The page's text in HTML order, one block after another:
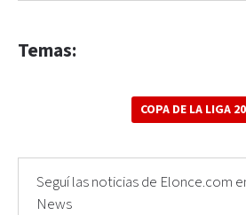
Temas:
COPA DE LA LIGA
Seguí las noticias de Elonce.com
News